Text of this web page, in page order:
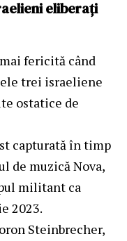
eliberați
fericită când
trei israeliene
ostatice de
capturată în timp
de muzică Nova,
militant ca
2023.
Steinbrecher,